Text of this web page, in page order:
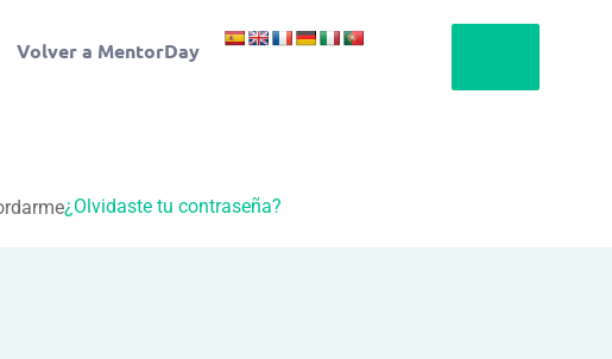
Volver a MentorDay
¿Olvidaste tu contraseña?